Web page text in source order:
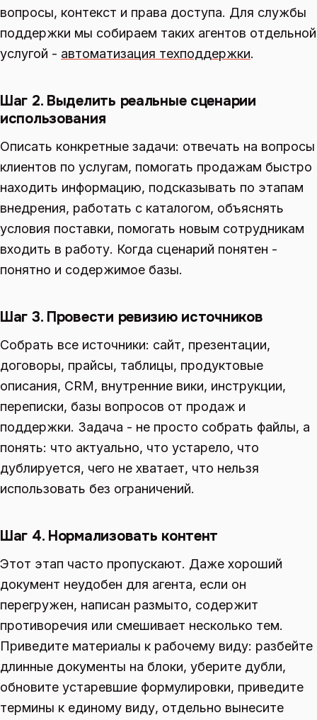
вопросы, контекст и права доступа. Для службы
поддержки мы собираем таких агентов отдельной
услугой - автоматизация техподдержки.
Шаг 2. Выделить реальные сценарии
использования
Описать конкретные задачи: отвечать на вопросы
клиентов по услугам, помогать продажам быстро
находить информацию, подсказывать по этапам
внедрения, работать с каталогом, объяснять
условия поставки, помогать новым сотрудникам
входить в работу. Когда сценарий понятен -
понятно и содержимое базы.
Шаг 3. Провести ревизию источников
Собрать все источники: сайт, презентации,
договоры, прайсы, таблицы, продуктовые
описания, CRM, внутренние вики, инструкции,
переписки, базы вопросов от продаж и
поддержки. Задача - не просто собрать файлы, а
понять: что актуально, что устарело, что
дублируется, чего не хватает, что нельзя
использовать без ограничений.
Шаг 4. Нормализовать контент
Этот этап часто пропускают. Даже хороший
документ неудобен для агента, если он
перегружен, написан размыто, содержит
противоречия или смешивает несколько тем.
Приведите материалы к рабочему виду: разбейте
длинные документы на блоки, уберите дубли,
обновите устаревшие формулировки, приведите
термины к единому виду, отдельно вынесите